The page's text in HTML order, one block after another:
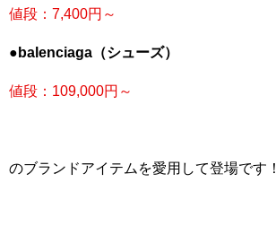
値段：7,400円～
●balenciaga（シューズ）
値段：109,000円～
のブランドアイテムを愛用して登場です！